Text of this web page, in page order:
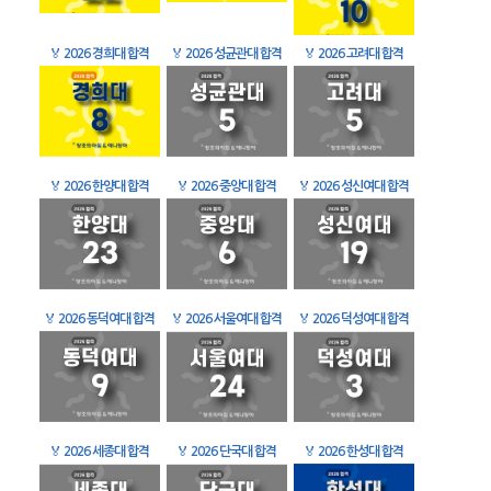
🏅 2026 경희대 합격 🏅 2026 성균관대 합격 🏅 2026 고려대 합격
🏅 2026 한양대 합격 🏅 2026 중앙대 합격 🏅 2026 성신여대 합격
🏅 2026 동덕여대 합격 🏅 2026 서울여대 합격 🏅 2026 덕성여대 합격
🏅 2026 세종대 합격 🏅 2026 단국대 합격 🏅 2026 한성대 합격